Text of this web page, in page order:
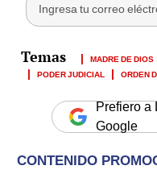
MADRE DE DIOS
PODER JUDICIAL
ORDEN
Prefiero a
Google